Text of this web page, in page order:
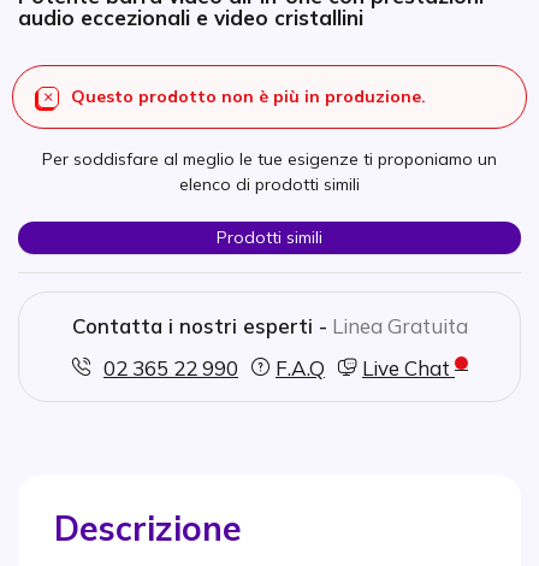
audio eccezionali e video cristallini
Questo prodotto non è più in produzione.
Per soddisfare al meglio le tue esigenze ti proponiamo un
elenco di prodotti simili
Prodotti simili
Contatta i nostri esperti - Linea Gratuita
02 365 22 990
F.A.Q Live Chat
Descrizione